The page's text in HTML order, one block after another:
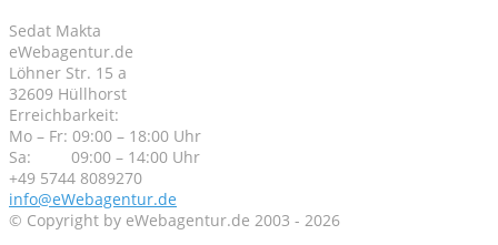
Sedat Makta
eWebagentur.de
Löhner Str. 15 a
32609 Hüllhorst
Erreichbarkeit:
Mo – Fr: 09:00 – 18:00 Uhr
Sa: 09:00 – 14:00 Uhr
+49 5744 8089270
info@eWebagentur.de
© Copyright by eWebagentur.de 2003 - 2026